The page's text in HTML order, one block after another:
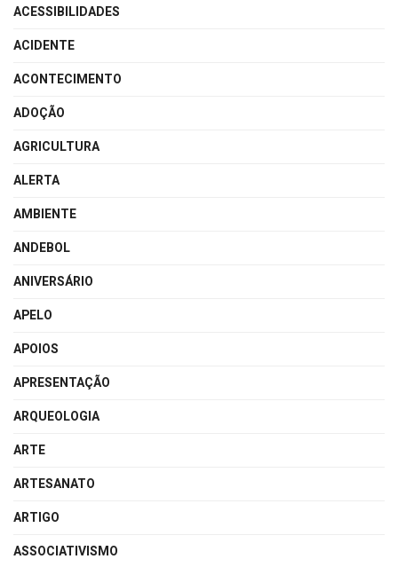
ACESSIBILIDADES
ACIDENTE
ACONTECIMENTO
ADOÇÃO
AGRICULTURA
ALERTA
AMBIENTE
ANDEBOL
ANIVERSÁRIO
APELO
APOIOS
APRESENTAÇÃO
ARQUEOLOGIA
ARTE
ARTESANATO
ARTIGO
ASSOCIATIVISMO